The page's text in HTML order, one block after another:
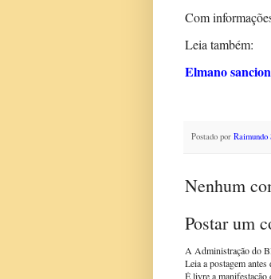
Com
Leia também:
Elmano
Postado por Raimundo
Nenhum
Postar um
A Administração do
Leia a postagem antes
É livre a manifestação